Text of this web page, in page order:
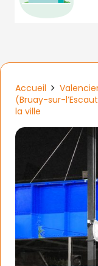
Accueil
(Bruay-sur-
la ville